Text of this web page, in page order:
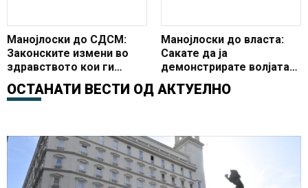
Манојлоски до СДСМ:
Законските измени во
здравството кои ги
задоволите партиските
Манојлоски до власта:
Сакате да ја
демонстрирате волјата
излезени да гласаат врз
не излегле
ОСТАНАТИ ВЕСТИ ОД АКТУЕЛНО